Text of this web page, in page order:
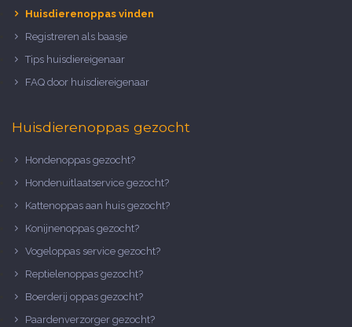
Huisdierenoppas vinden
Registreren als baasje
Tips huisdiereigenaar
FAQ door huisdiereigenaar
Huisdierenoppas gezocht
Hondenoppas gezocht?
Hondenuitlaatservice gezocht?
Kattenoppas aan huis gezocht?
Konijnenoppas gezocht?
Vogeloppas service gezocht?
Reptielenoppas gezocht?
Boerderij oppas gezocht?
Paardenverzorger gezocht?